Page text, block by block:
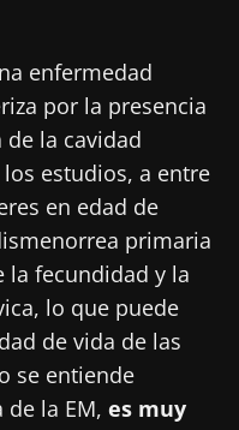
Julio 2024
enfermedad
por la presencia
la cavidad
estudios, a entre
en edad de
primaria
la fecundidad y la
lo que puede
de vida de las
se entiende
la EM, es muy